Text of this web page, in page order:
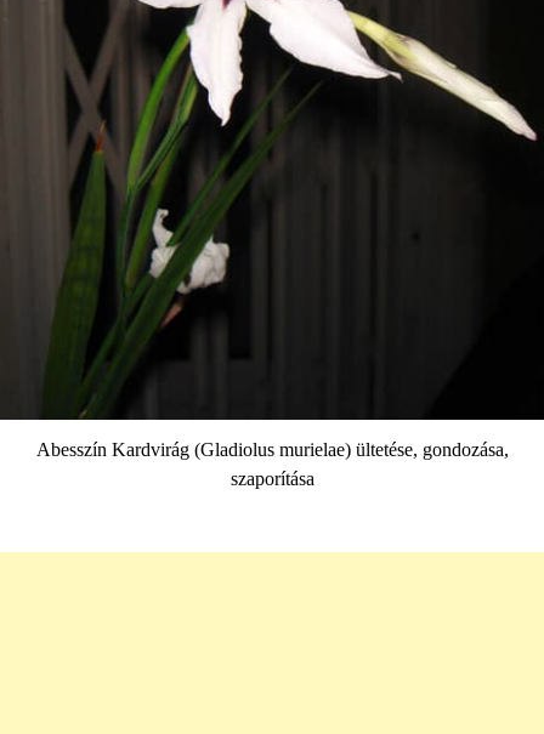
Abesszín Kardvirág (Gladiolus murielae) ültetése, gondozása,
szaporítása